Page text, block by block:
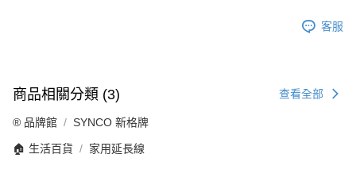
客服
商品相關分類 (3) 查看全部
®️ 品牌館 SYNCO 新格牌
🏠 生活百貨 家用延長線